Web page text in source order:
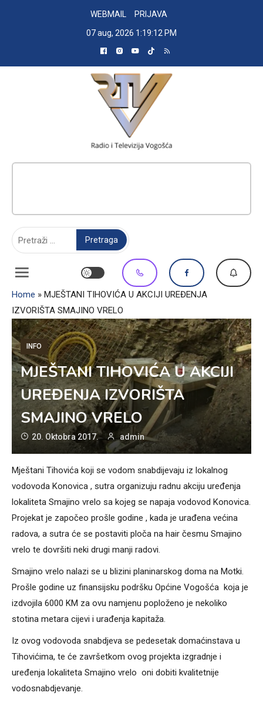
WEBMAIL
PRIJAVA
07 aug, 2026 1:19:13 PM
Home » MJEŠTANI TIHOVIĆA U AKCIJI UREĐENJA
IZVORIŠTA SMAJINO VRELO
INFO
MJEŠTANI TIHOVIĆA U AKCIJI
UREĐENJA IZVORIŠTA
SMAJINO VRELO
20. Oktobra 2017. admin
Mještani Tihovića koji se vodom snabdijevaju iz lokalnog
vodovoda Konovica , sutra organizuju radnu akciju uređenja
lokaliteta Smajino vrelo sa kojeg se napaja vodovod Konovica.
Projekat je započeo prošle godine , kada je urađena većina
radova, a sutra će se postaviti ploča na hair česmu Smajino
vrelo te dovršiti neki drugi manji radovi.
Smajino vrelo nalazi se u blizini planinarskog doma na Motki.
Prošle godine uz finansijsku podršku Općine Vogošća koja je
izdvojila 6000 KM za ovu namjenu poploženo je nekoliko
stotina metara cijevi i urađenja kapitaža.
Iz ovog vodovoda snabdjeva se pedesetak domaćinstava u
Tihovićima, te će završetkom ovog projekta izgradnje i
uređenja lokaliteta Smajino vrelo oni dobiti kvalitetnije
vodosnabdjevanje.